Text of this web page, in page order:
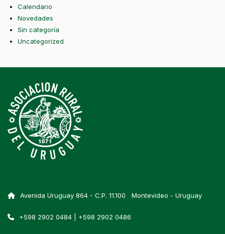
Calendario
Novedades
Sin categoría
Uncategorized
Avenida Uruguay 864 - C.P. 11.100 Montevideo - Uruguay
+598 2902 0484 | +598 2902 0486